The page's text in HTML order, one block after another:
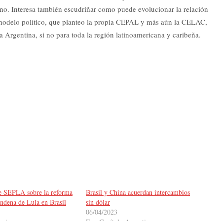
Interesa también escudriñar como puede evolucionar la relación
político, que planteo la propia CEPAL y más aún la CELAC,
si no para toda la región latinoamericana y caribeña.
SEPLA sobre la reforma
de Lula en Brasil
Brasil y China acuerdan intercambios
sin dólar
06/04/2023